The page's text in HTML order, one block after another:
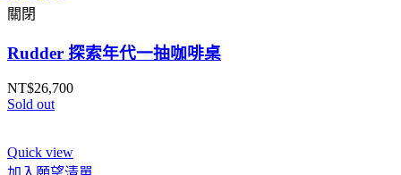
關閉
Rudder 探索年代一抽咖啡桌
NT$26,700
Sold out
Quick view